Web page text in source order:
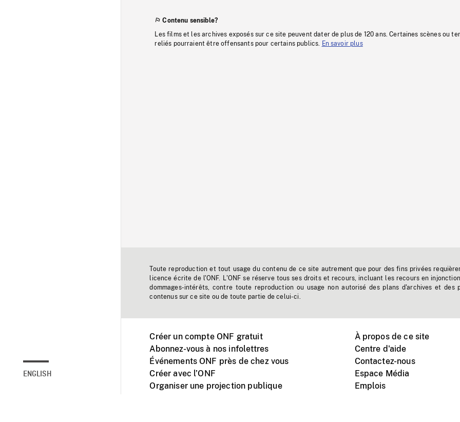
ENGLISH
Contenu sensible?
Les films et les archives exposés sur ce site peuvent dater de plus de 120 ans. Certaines scènes ou
reliés pourraient être offensants pour certains publics.
En savoir plus
Toute reproduction et tout usage du contenu de ce site autrement que pour des fins privées
licence écrite de l'ONF. L'ONF se réserve tous ses droits et recours, incluant les recours en
dommages-intérêts, contre toute reproduction ou usage non autorisé des plans d'archives et des
contenus sur ce site ou de toute partie de celui-ci.
Créer un compte ONF gratuit
Abonnez-vous à nos infolettres
Événements ONF près de chez vous
Créer avec l’ONF
Organiser une projection publique
À propos de ce site
Centre d'aide
Contactez-nous
Espace Média
Emplois